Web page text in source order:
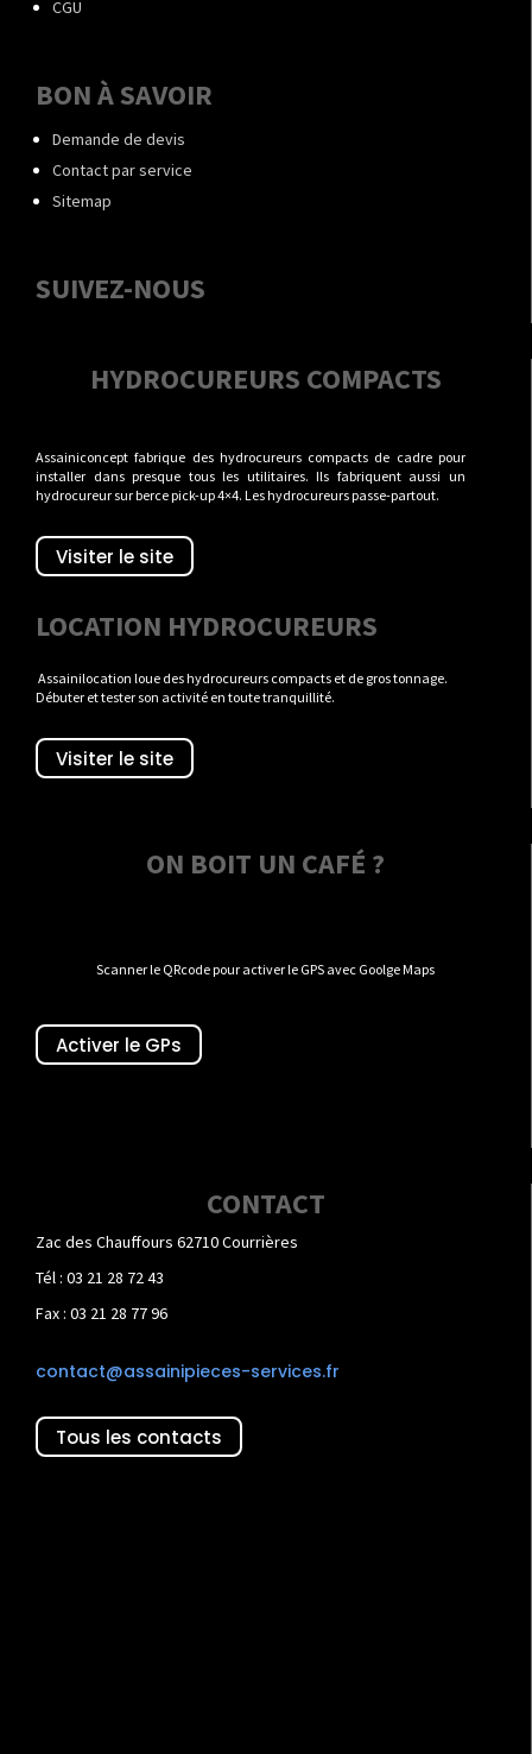
CGU
BON À SAVOIR
Demande de devis
Contact par service
Sitemap
SUIVEZ-NOUS
HYDROCUREURS COMPACTS
Assainiconcept fabrique des hydrocureurs compacts de cadre pour
installer dans presque tous les utilitaires. Ils fabriquent aussi un
hydrocureur sur berce pick-up 4×4. Les hydrocureurs passe-partout.
Visiter le site
LOCATION HYDROCUREURS
Assainilocation loue des hydrocureurs compacts et de gros tonnage.
Débuter et tester son activité en toute tranquillité.
Visiter le site
ON BOIT UN CAFÉ ?
Scanner le QRcode pour activer le GPS avec Goolge Maps
Activer le GPs
CONTACT
Zac des Chauffours 62710 Courrières
Tél : 03 21 28 72 43
Fax : 03 21 28 77 96
contact@assainipieces-services.fr
Tous les contacts